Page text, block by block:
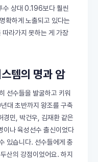
수 상대 0.196보다 훨씬
확하게 노출되고 있다는
라가지 못하는 게 가장
템의 명과 암
선수들을 발굴하고 키워
대 초반까지 왕조를 구축
경민, 박건우, 김재환 같은
이나 육성선수 출신이었다
있습니다. 선수들에게 충
산의 강점이었어요. 하지